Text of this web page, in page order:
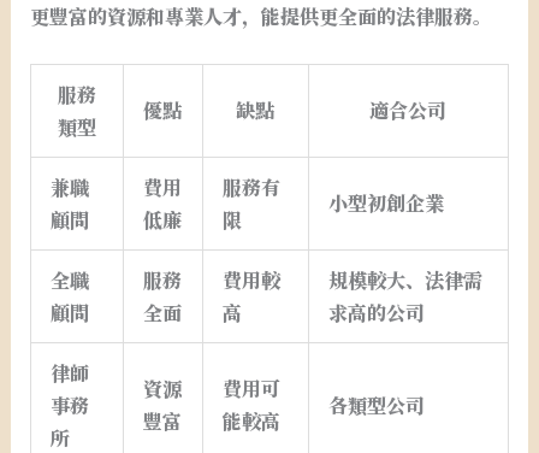
更豐富的資源和專業人才，能提供更全面的法律服務。
服務
類型
優點 缺點 適合公司
兼職
顧問
費用
低廉
服務有
限
小型初創企業
全職
顧問
服務
全面
費用較
高
規模較大、法律需
求高的公司
律師
事務
所
資源
豐富
費用可
能較高
各類型公司